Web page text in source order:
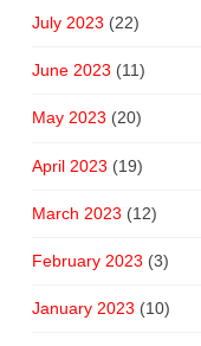
July 2023 (22)
June 2023 (11)
May 2023 (20)
April 2023 (19)
March 2023 (12)
February 2023 (3)
January 2023 (10)